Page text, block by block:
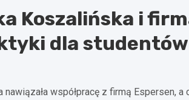
Koszalińska i
dla
współpracę z firmą Espersen,